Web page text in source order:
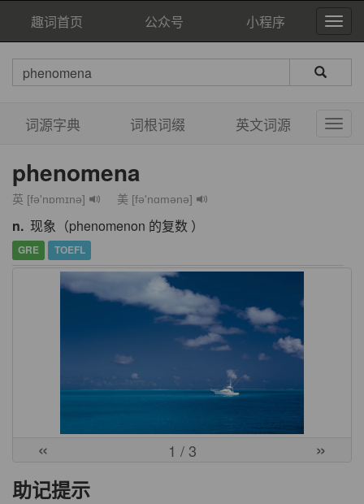
趣词首页 公众号 小程序
词源字典 词根词缀 英文词源
phenomena
英 [fə'nɒmɪnə] 美 [fə'nɑmənə]
n. 现象（phenomenon 的复数 ）
GRE TOEFL
« 1 / 3 »
助记提示